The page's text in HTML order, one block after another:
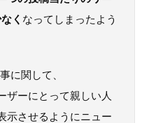
く なってしまったよう
に関して、
ザーにとって親しい人
示させるようにニュー